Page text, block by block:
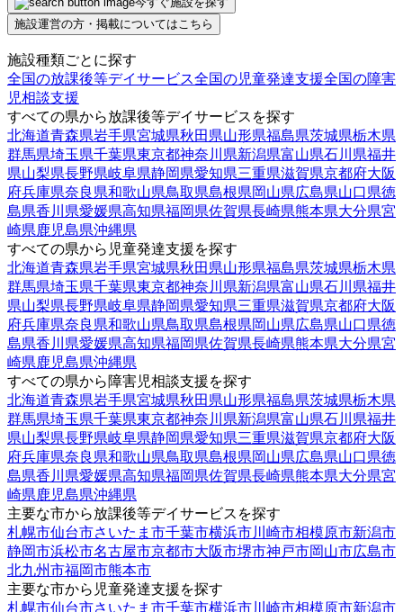
施設運営の方・掲載についてはこちら
施設種類ごとに探す
全国の放課後等デイサービス全国の児童発達支援全国の障害
児相談支援
すべての県から放課後等デイサービスを探す
北海道青森県岩手県宮城県秋田県山形県福島県茨城県栃木県
群馬県埼玉県千葉県東京都神奈川県新潟県富山県石川県福井
県山梨県長野県岐阜県静岡県愛知県三重県滋賀県京都府大阪
府兵庫県奈良県和歌山県鳥取県島根県岡山県広島県山口県徳
島県香川県愛媛県高知県福岡県佐賀県長崎県熊本県大分県宮
崎県鹿児島県沖縄県
すべての県から児童発達支援を探す
北海道青森県岩手県宮城県秋田県山形県福島県茨城県栃木県
群馬県埼玉県千葉県東京都神奈川県新潟県富山県石川県福井
県山梨県長野県岐阜県静岡県愛知県三重県滋賀県京都府大阪
府兵庫県奈良県和歌山県鳥取県島根県岡山県広島県山口県徳
島県香川県愛媛県高知県福岡県佐賀県長崎県熊本県大分県宮
崎県鹿児島県沖縄県
すべての県から障害児相談支援を探す
北海道青森県岩手県宮城県秋田県山形県福島県茨城県栃木県
群馬県埼玉県千葉県東京都神奈川県新潟県富山県石川県福井
県山梨県長野県岐阜県静岡県愛知県三重県滋賀県京都府大阪
府兵庫県奈良県和歌山県鳥取県島根県岡山県広島県山口県徳
島県香川県愛媛県高知県福岡県佐賀県長崎県熊本県大分県宮
崎県鹿児島県沖縄県
主要な市から放課後等デイサービスを探す
札幌市仙台市さいたま市千葉市横浜市川崎市相模原市新潟市
静岡市浜松市名古屋市京都市大阪市堺市神戸市岡山市広島市
北九州市福岡市熊本市
主要な市から児童発達支援を探す
札幌市仙台市さいたま市千葉市横浜市川崎市相模原市新潟市